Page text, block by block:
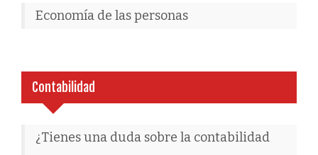
Economía de las personas
Contabilidad
¿Tienes una duda sobre la contabilidad